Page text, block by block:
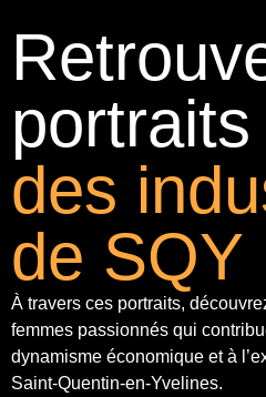
portraits
des
de SQY
À travers ces portraits,
femmes passionnés qui
dynamisme économique et à
Saint-Quentin-en-Yvelines.